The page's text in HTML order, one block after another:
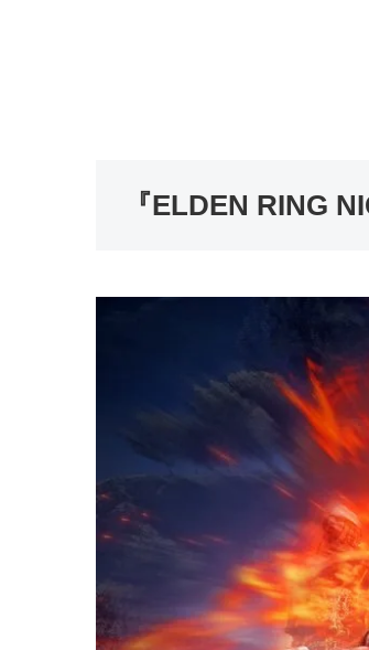
『ELDEN RING